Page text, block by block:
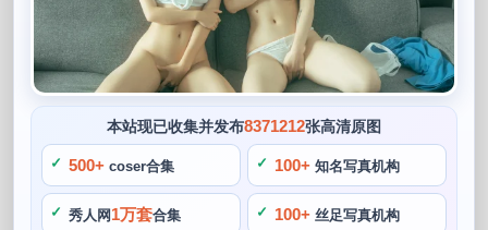
本站现已收集并发布8371212张高清原图
500+ coser合集 100+ 知名写真机构
秀人网 1万套合集 100+ 丝足写真机构
阙知风
2024 年 5 月 27 日 10:34:20
781
首页 > Akisoso秋楚楚 > 正文
秋楚楚是一位充满活力和创造力的cos博主，霓虹海贼王cos。
秋楚楚还以其优秀的cos技术和可爱的萌妹风格赢得了无数粉
丝的心，在二次元世界里，都被她的可爱所打动，让人们对她